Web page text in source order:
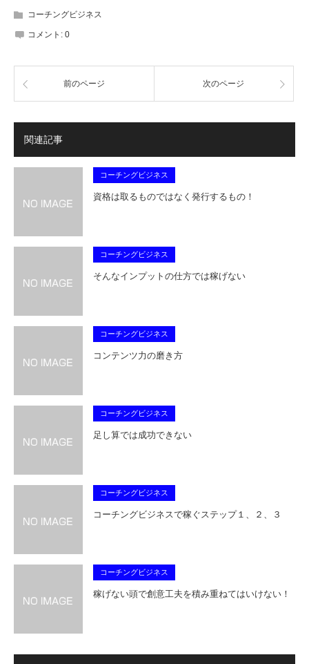
コーチングビジネス
コメント: 0
前のページ 次のページ
関連記事
コーチングビジネス
資格は取るものではなく発行するもの！
コーチングビジネス
そんなインプットの仕方では稼げない
コーチングビジネス
コンテンツ力の磨き方
コーチングビジネス
足し算では成功できない
コーチングビジネス
コーチングビジネスで稼ぐステップ１、２、３
コーチングビジネス
稼げない頭で創意工夫を積み重ねてはいけない！